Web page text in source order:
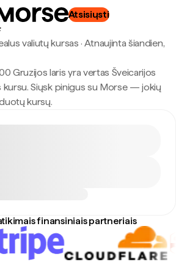
Atsisiųsti
valiutų kursas · Atnaujinta šiandien,
Gruzijos laris yra vertas Šveicarijos
Siųsk pinigus su Morse — jokių
kursų.
finansiniais partneriais